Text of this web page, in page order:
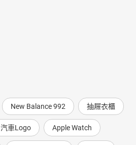
New Balance 992 抽屜衣櫃
汽車Logo Apple Watch